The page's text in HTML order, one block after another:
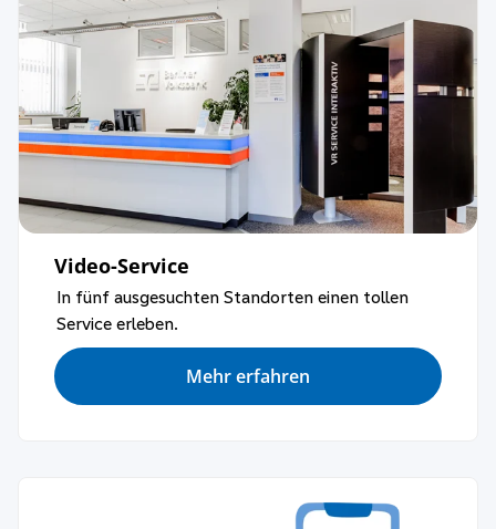
Video-Service
In fünf ausgesuchten Standorten einen tollen
Service erleben.
Mehr erfahren